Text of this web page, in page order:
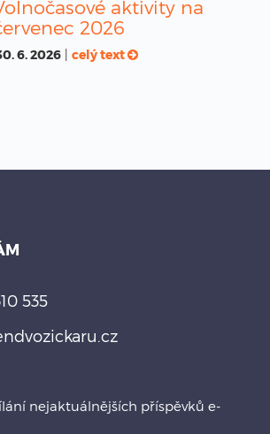
aktivity na
2026
6. 2026 celý text
535
nejaktuálnějších příspěvků e-